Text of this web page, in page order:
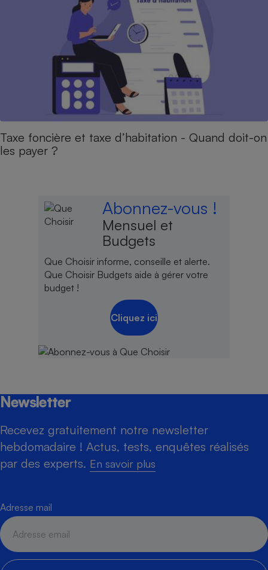
Taxe foncière et taxe d’habitation - Quand doit-on
les payer ?
Abonnez-vous !
Mensuel et
Budgets
Que Choisir informe, conseille et alerte.
Que Choisir Budgets aide à gérer votre
budget !
Cliquez ici
Newsletter
Recevez gratuitement notre newsletter
hebdomadaire ! Actus, tests, enquêtes réalisés
par des experts. En savoir plus
Adresse mail